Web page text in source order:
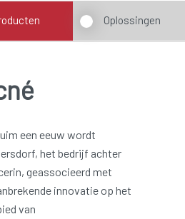
Oplossingen
een eeuw wordt
het bedrijf achter
geassocieerd met
innovatie op het
van